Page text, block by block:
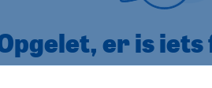
er is